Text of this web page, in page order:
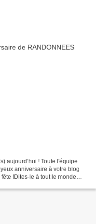
aujourd’hui ! Toute l'équipe
anniversaire à votre blog
!Dites-le à tout le monde